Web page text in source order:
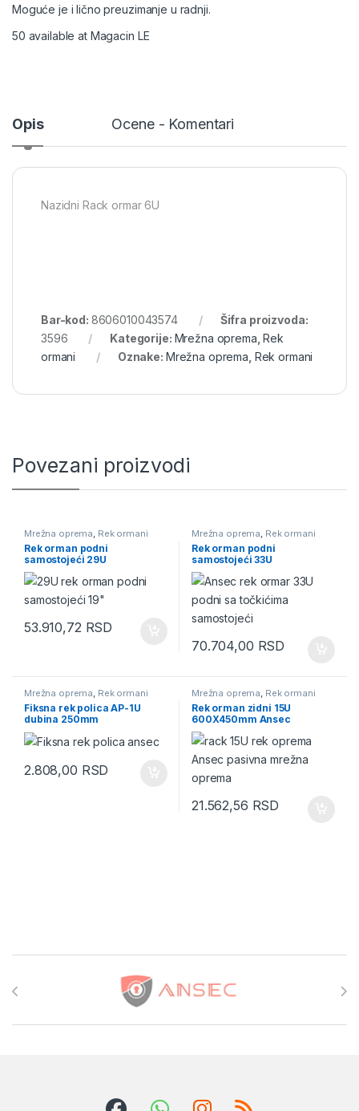
Moguće je i lično preuzimanje u radnji.
50 available at Magacin LE
Opis Ocene - Komentari
Nazidni Rack ormar 6U
Bar-kod: 8606010043574
Šifra proizvoda:
3596
Kategorije: Mrežna oprema ,Rek
ormani
Oznake: Mrežna oprema Rek ormani
Povezani proizvodi
Mrežna oprema, Rek ormani
Rek orman podni
samostojeći 29U
600X600mm Ansec
53.910,72 RSD
Mrežna oprema, Rek ormani
Rek orman podni
samostojeći 33U
600X800mm Ansec
70.704,00 RSD
Mrežna oprema, Rek ormani
Fiksna rek polica AP-1U
dubina 250mm
2.808,00 RSD
Mrežna oprema, Rek ormani
Rek orman zidni 15U
600X450mm Ansec
21.562,56 RSD
Brands Carousel